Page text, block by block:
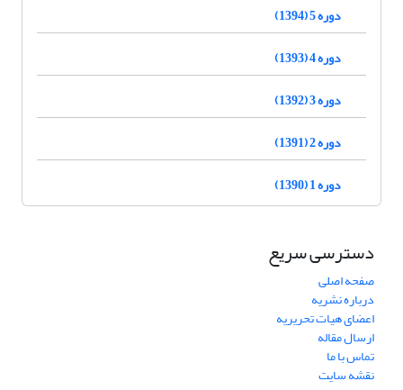
دوره 5 (1394)
دوره 4 (1393)
دوره 3 (1392)
دوره 2 (1391)
دوره 1 (1390)
دسترسی سریع
صفحه اصلی
درباره نشریه
اعضای هیات تحریریه
ارسال مقاله
تماس با ما
نقشه سایت